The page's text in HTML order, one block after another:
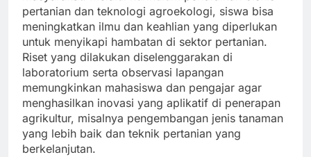
pertanian dan teknologi agroekologi, siswa bisa
meningkatkan ilmu dan keahlian yang diperlukan
untuk menyikapi hambatan di sektor pertanian.
Riset yang dilakukan diselenggarakan di
laboratorium serta observasi lapangan
memungkinkan mahasiswa dan pengajar agar
menghasilkan inovasi yang aplikatif di penerapan
agrikultur, misalnya pengembangan jenis tanaman
yang lebih baik dan teknik pertanian yang
berkelanjutan.